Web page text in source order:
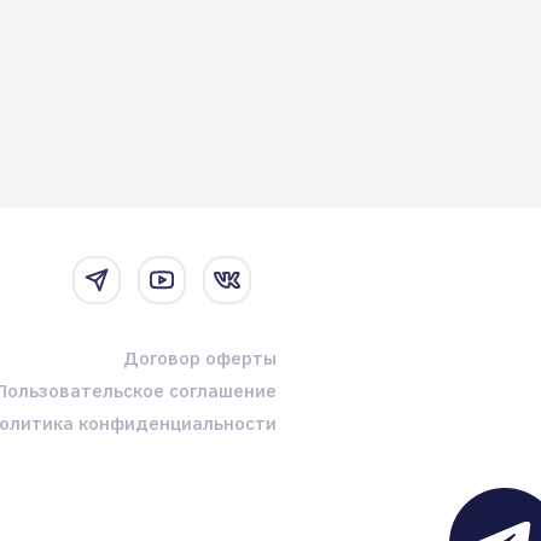
Договор оферты
соглашение
конфиденциальности